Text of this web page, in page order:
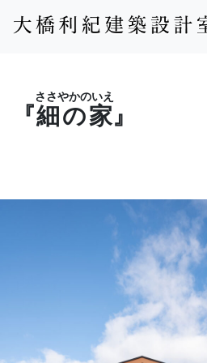
『細の家
ささやかのいえ
』